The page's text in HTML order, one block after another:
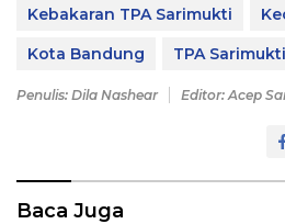
Kebakaran TPA Sarimukti
Kota Bandung
TPA Sarimukti
Penulis: Dila Nashear Editor: Acep
Baca Juga